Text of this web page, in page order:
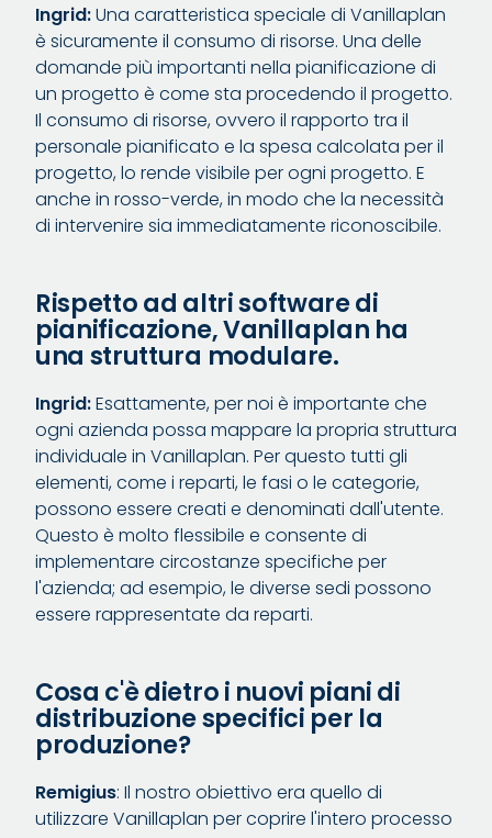
Ingrid:Una caratteristica speciale di Vanillaplan
è sicuramente il consumo di risorse. Una delle
domande più importanti nella pianificazione di
un progetto è come sta procedendo il progetto.
Il consumo di risorse, ovvero il rapporto tra il
personale pianificato e la spesa calcolata per il
progetto, lo rende visibile per ogni progetto. E
anche in rosso-verde, in modo che la necessità
di intervenire sia immediatamente riconoscibile.
Rispetto ad altri software di
pianificazione, Vanillaplan ha
una struttura modulare.
Ingrid:Esattamente, per noi è importante che
ogni azienda possa mappare la propria struttura
individuale in Vanillaplan. Per questo tutti gli
elementi, come i reparti, le fasi o le categorie,
possono essere creati e denominati dall'utente.
Questo è molto flessibile e consente di
implementare circostanze specifiche per
l'azienda; ad esempio, le diverse sedi possono
essere rappresentate da reparti.
Cosa c'è dietro i nuovi piani di
distribuzione specifici per la
produzione?
Remigius: Il nostro obiettivo era quello di
utilizzare Vanillaplan per coprire l'intero processo